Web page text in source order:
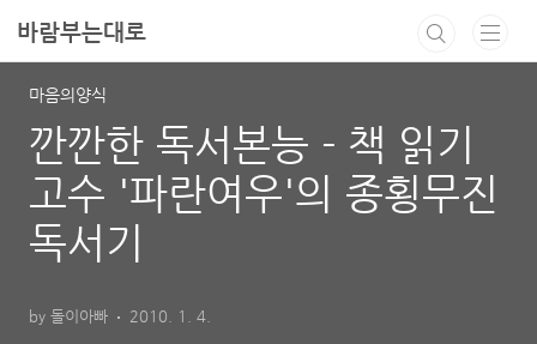
바람부는대로
마음의양식
깐깐한 독서본능 - 책 읽기
고수 '파란여우'의 종횡무진
독서기
by 돌이아빠 2010. 1. 4.